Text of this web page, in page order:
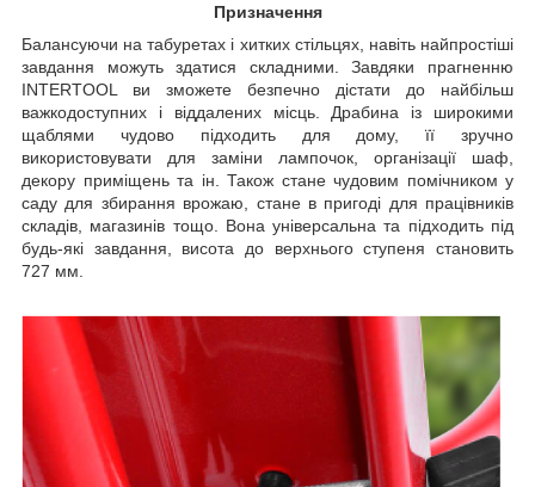
Призначення
Балансуючи на табуретах і хитких стільцях, навіть найпростіші
завдання можуть здатися складними. Завдяки прагненню
INTERTOOL ви зможете безпечно дістати до найбільш
важкодоступних і віддалених місць. Драбина із широкими
щаблями чудово підходить для дому, її зручно
використовувати для заміни лампочок, організації шаф,
декору приміщень та ін. Також стане чудовим помічником у
саду для збирання врожаю, стане в пригоді для працівників
складів, магазинів тощо. Вона універсальна та підходить під
будь-які завдання, висота до верхнього ступеня становить
727 мм.